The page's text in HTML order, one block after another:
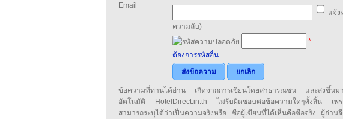
Email
แจ้ง
ความลับ)
*
ต้องการรหัสอื่น
ส่งข้อความ
ยกเลิก
ข้อความที่ท่านได้อ่าน เกิดจากการเขียนโดยสาธารณชน และส่งขึ้นม
อัตโนมัติ HotelDirect.in.th ไม่รับผิดชอบต่อข้อความใดๆทั้งสิ้น เพร
สามารถระบุได้ว่าเป็นความจริงหรือ ชื่อผู้เขียนที่ได้เห็นคือชื่อจริง ผู้อ่าน